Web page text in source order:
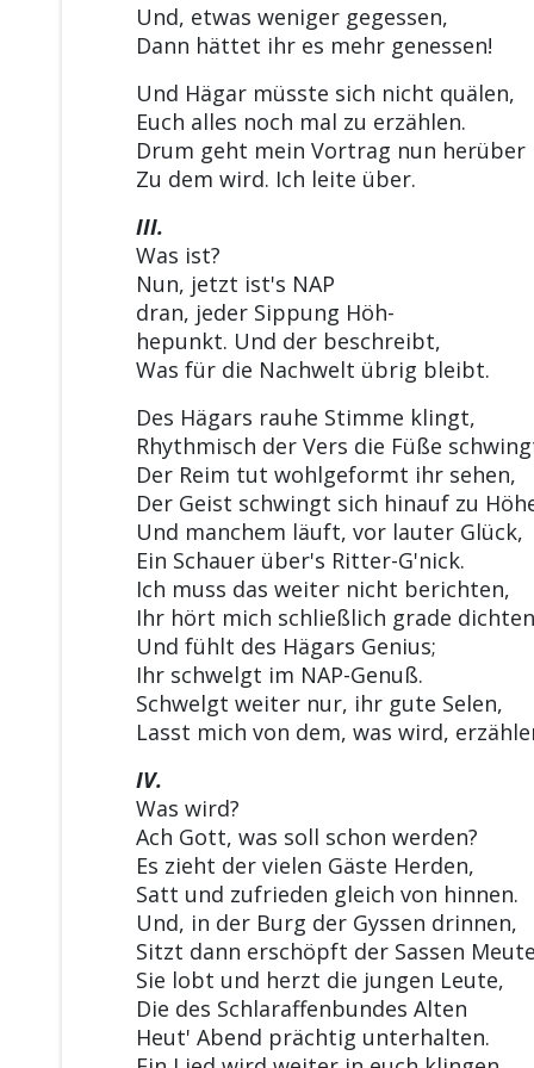
Und, etwas weniger gegessen,
Dann hättet ihr es mehr genessen!
Und Hägar müsste sich nicht quälen,
Euch alles noch mal zu erzählen.
Drum geht mein Vortrag nun herüber
Zu dem wird. Ich leite über.
III.
Was ist?
Nun, jetzt ist's NAP
dran, jeder Sippung Höh-
hepunkt. Und der beschreibt,
Was für die Nachwelt übrig bleibt.
Des Hägars rauhe Stimme klingt,
Rhythmisch der Vers die Füße
Der Reim tut wohlgeformt ihr sehen,
Der Geist schwingt sich hinauf zu
Und manchem läuft, vor lauter Glück,
Ein Schauer über's Ritter-G'nick.
Ich muss das weiter nicht berichten,
Ihr hört mich schließlich grade dichten
Und fühlt des Hägars Genius;
Ihr schwelgt im NAP-Genuß.
Schwelgt weiter nur, ihr gute Selen,
Lasst mich von dem, was wird,
IV.
Was wird?
Ach Gott, was soll schon werden?
Es zieht der vielen Gäste Herden,
Satt und zufrieden gleich von hinnen.
Und, in der Burg der Gyssen drinnen,
Sitzt dann erschöpft der Sassen
Sie lobt und herzt die jungen Leute,
Die des Schlaraffenbundes Alten
Heut' Abend prächtig unterhalten.